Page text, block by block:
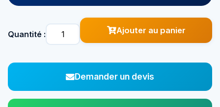
Quantité : Ajouter au panier
Demander un devis